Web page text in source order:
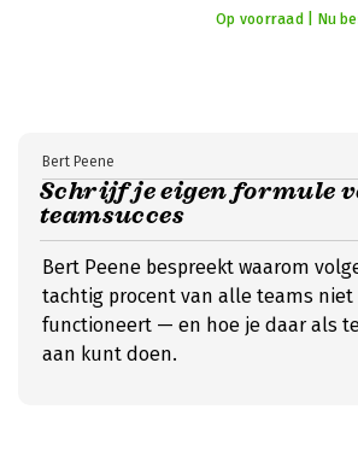
Op voorraad | Nu
Schrijf je eigen formule
teamsucces
Bert Peene
Bert Peene bespreekt waarom
tachtig procent van alle teams niet
functioneert — en hoe je daar als
aan kunt doen.